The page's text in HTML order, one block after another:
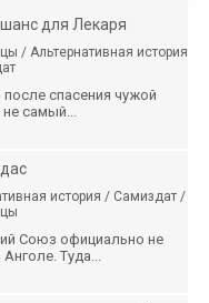
для Лекаря
/ Альтернативная история
после спасения чужой
самый...
история / Самиздат /
Союз официально не
Туда...